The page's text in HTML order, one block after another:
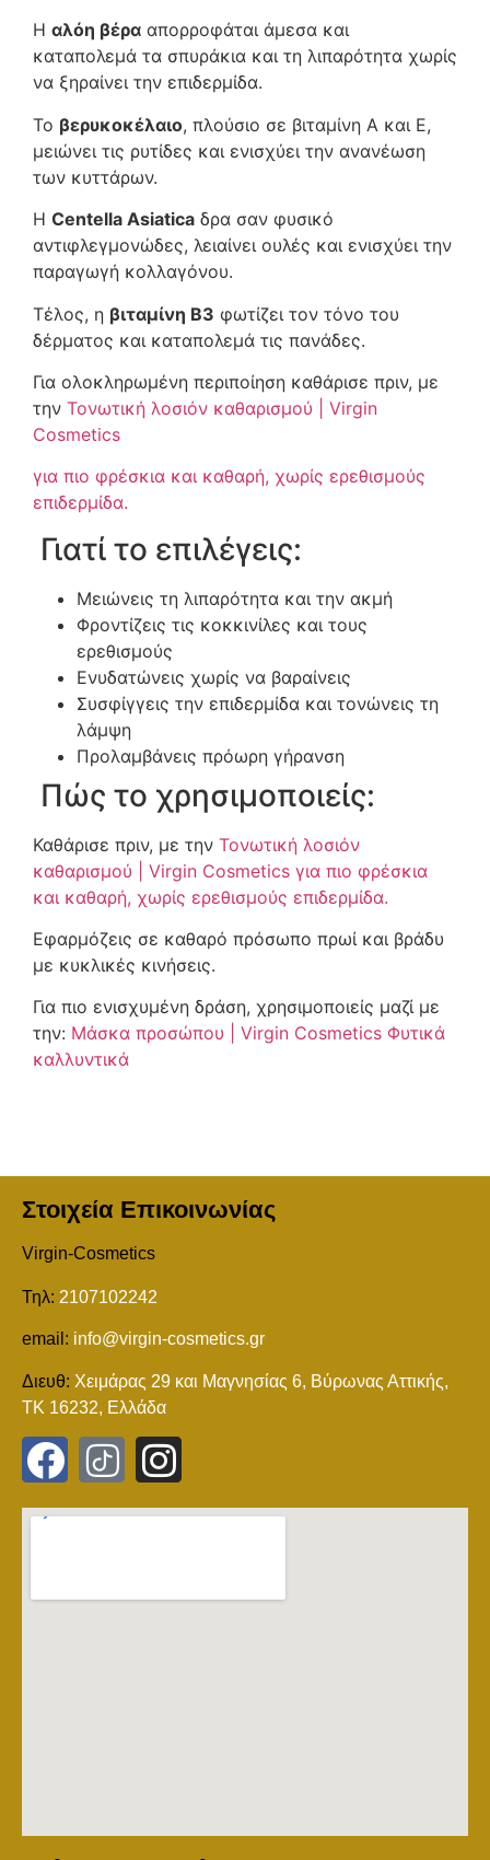
Η αλόη βέρα απορροφάται άμεσα και
καταπολεμά τα σπυράκια και τη λιπαρότητα χωρίς
να ξηραίνει την επιδερμίδα.
Το βερυκοκέλαιο, πλούσιο σε βιταμίνη Α και Ε,
μειώνει τις ρυτίδες και ενισχύει την ανανέωση
των κυττάρων.
Η Centella Asiatica δρα σαν φυσικό
αντιφλεγμονώδες, λειαίνει ουλές και ενισχύει την
παραγωγή κολλαγόνου.
Τέλος, η βιταμίνη Β3 φωτίζει τον τόνο του
δέρματος και καταπολεμά τις πανάδες.
Για ολοκληρωμένη περιποίηση καθάρισε πριν, με
την Τονωτική λοσιόν καθαρισμού | Virgin
Cosmetics
για πιο φρέσκια και καθαρή, χωρίς ερεθισμούς
επιδερμίδα.
Γιατί το επιλέγεις:
Μειώνεις τη λιπαρότητα και την ακμή
Φροντίζεις τις κοκκινίλες και τους
ερεθισμούς
Ενυδατώνεις χωρίς να βαραίνεις
Συσφίγγεις την επιδερμίδα και τονώνεις τη
λάμψη
Προλαμβάνεις πρόωρη γήρανση
Πώς το χρησιμοποιείς:
Καθάρισε πριν, με την Τονωτική λοσιόν
καθαρισμού | Virgin Cosmetics για πιο φρέσκια
και καθαρή, χωρίς ερεθισμούς επιδερμίδα.
Εφαρμόζεις σε καθαρό πρόσωπο πρωί και βράδυ
με κυκλικές κινήσεις.
Για πιο ενισχυμένη δράση, χρησιμοποιείς μαζί με
την: Μάσκα προσώπου | Virgin Cosmetics Φυτικά
καλλυντικά
Στοιχεία Επικοινωνίας
Virgin-Cosmetics
Τηλ: 2107102242
email: info@virgin-cosmetics.gr
Διευθ: Χειμάρας 29 και Mαγνησίας 6, Βύρωνας Αττικής,
ΤΚ 16232, Ελλάδα